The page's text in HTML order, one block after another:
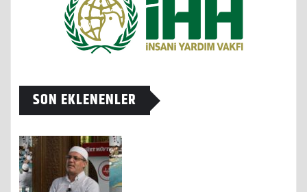
SON EKLENENLER